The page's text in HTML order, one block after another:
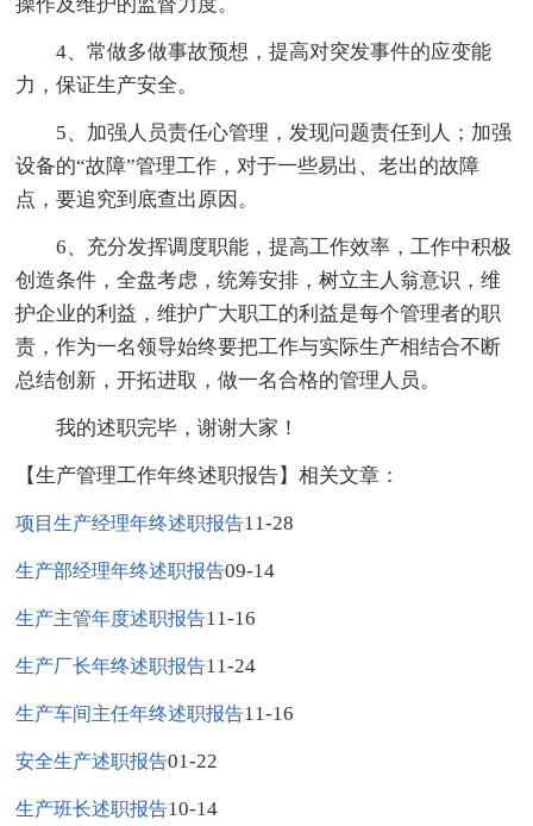
4、常做多做事故预想，提高对突发事件的应变能
力，保证生产安全。
5、加强人员责任心管理，发现问题责任到人；加强
设备的“故障”管理工作，对于一些易出、老出的故障
点，要追究到底查出原因。
6、充分发挥调度职能，提高工作效率，工作中积极
创造条件，全盘考虑，统筹安排，树立主人翁意识，维
护企业的利益，维护广大职工的利益是每个管理者的职
责，作为一名领导始终要把工作与实际生产相结合不断
总结创新，开拓进取，做一名合格的管理人员。
我的述职完毕，谢谢大家！
【生产管理工作年终述职报告】相关文章：
项目生产经理年终述职报告11-28
生产部经理年终述职报告09-14
生产主管年度述职报告11-16
生产厂长年终述职报告11-24
生产车间主任年终述职报告11-16
安全生产述职报告01-22
生产班长述职报告10-14